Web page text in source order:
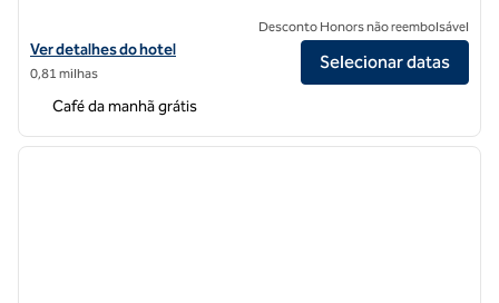
Exibir detalhes do hotel Homewood Suites by Hilton Washington,
Ver detalhes do hotel
0,81 milhas
Desconto Honors não reembolsável
Selecionar datas
Café da manhã grátis
1 de 12